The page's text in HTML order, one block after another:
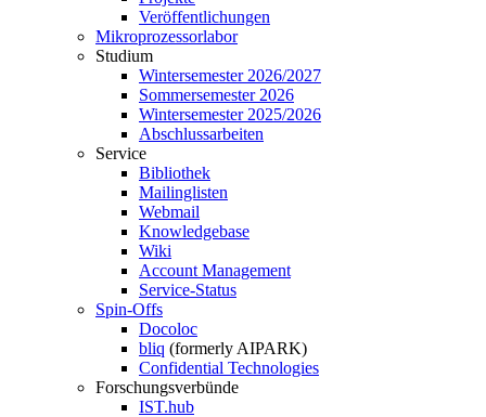
Veröffentlichungen
Mikroprozessorlabor
Studium
Wintersemester 2026/2027
Sommersemester 2026
Wintersemester 2025/2026
Abschlussarbeiten
Service
Bibliothek
Mailinglisten
Webmail
Knowledgebase
Wiki
Account Management
Service-Status
Spin-Offs
Docoloc
bliq (formerly AIPARK)
Confidential Technologies
Forschungsverbünde
IST.hub